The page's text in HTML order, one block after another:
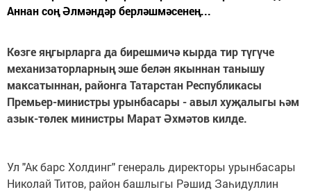
Аннан соң Әлмәндәр берләшмәсенең...
Көзге яңгырларга да бирешмичә кырда тир түгүче
механизаторларның эше белән якыннан танышу
максатыннан, районга Татарстан Республикасы
Премьер-министры урынбасары - авыл хуҗалыгы һәм
азык-төлек министры Марат Әхмәтов килде.
Ул "Ак барс Холдинг" генераль директоры урынбасары
Николай Титов, район башлыгы Рәшид Заһидуллин